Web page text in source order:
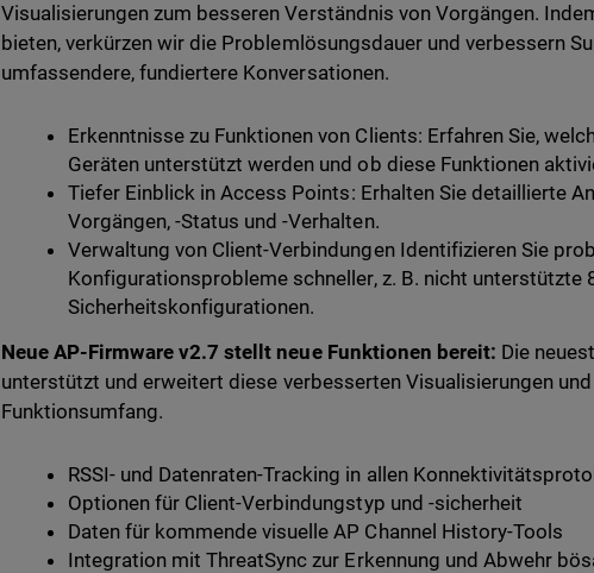
Visualisierungen zum besseren Verständnis von Vorgängen.
bieten, verkürzen wir die Problemlösungsdauer und verbessern
umfassendere, fundiertere Konversationen.
Erkenntnisse zu Funktionen von Clients: Erfahren Sie,
Geräten unterstützt werden und ob diese Funktionen
Tiefer Einblick in Access Points: Erhalten Sie detaillierte
Vorgängen, -Status und -Verhalten.
Verwaltung von Client-Verbindungen Identifizieren Sie
Konfigurationsprobleme schneller, z. B. nicht
Sicherheitskonfigurationen.
Neue AP-Firmware v2.7 stellt neue Funktionen bereit: Die
unterstützt und erweitert diese verbesserten Visualisierungen
Funktionsumfang.
RSSI- und Datenraten-Tracking in allen
Optionen für Client-Verbindungstyp und -sicherheit
Daten für kommende visuelle AP Channel History-Tools
Integration mit ThreatSync zur Erkennung und Abwehr